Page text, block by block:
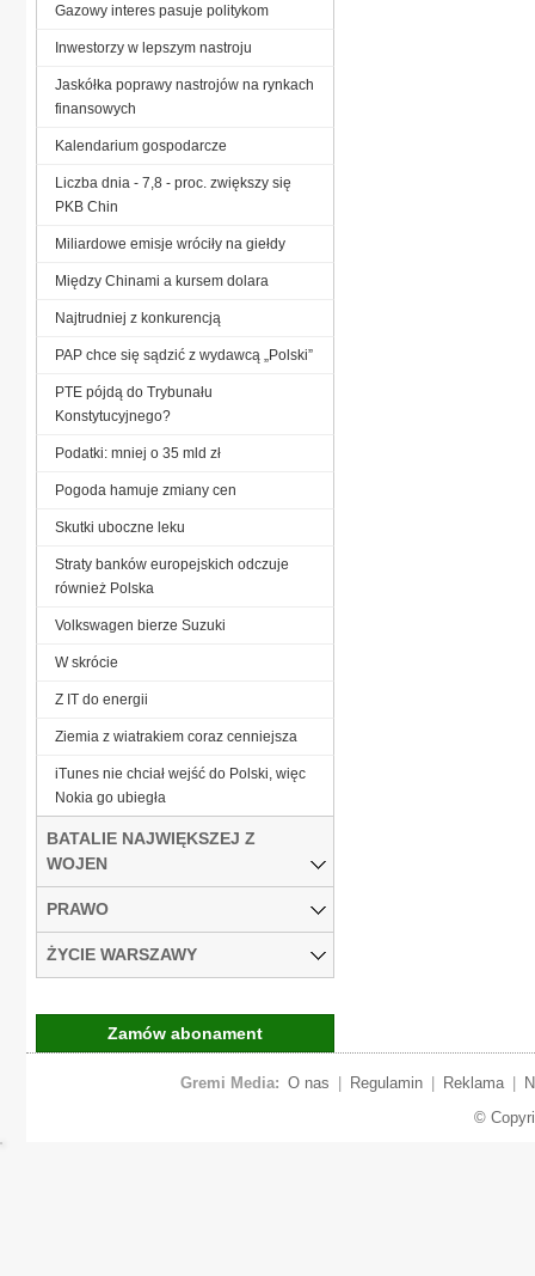
Gazowy interes pasuje politykom
Inwestorzy w lepszym nastroju
Jaskółka poprawy nastrojów na rynkach
finansowych
Kalendarium gospodarcze
Liczba dnia - 7,8 - proc. zwiększy się
PKB Chin
Miliardowe emisje wróciły na giełdy
Między Chinami a kursem dolara
Najtrudniej z konkurencją
PAP chce się sądzić z wydawcą „Polski”
PTE pójdą do Trybunału
Konstytucyjnego?
Podatki: mniej o 35 mld zł
Pogoda hamuje zmiany cen
Skutki uboczne leku
Straty banków europejskich odczuje
również Polska
Volkswagen bierze Suzuki
W skrócie
Z IT do energii
Ziemia z wiatrakiem coraz cenniejsza
iTunes nie chciał wejść do Polski, więc
Nokia go ubiegła
BATALIE NAJWIĘKSZEJ Z
WOJEN
PRAWO
ŻYCIE WARSZAWY
Zamów abonament
Gremi Media: O nas Regulamin Reklama
©